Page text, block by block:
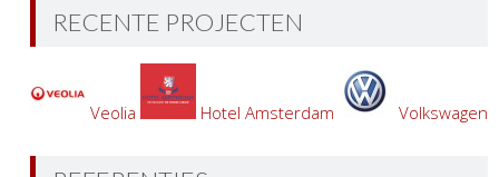
RECENTE PROJECTEN
Veolia Hotel Amsterdam Volkswagen